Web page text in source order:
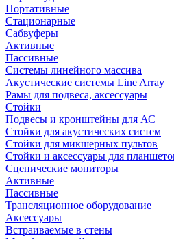
Портативные
Стационарные
Сабвуферы
Активные
Пассивные
Системы линейного массива
Акустические системы Line Array
Рамы для подвеса, аксессуары
Стойки
Подвесы и кронштейны для АС
Стойки для акустических систем
Стойки для микшерных пультов
Стойки и аксессуары для
Сценические мониторы
Активные
Пассивные
Трансляционное оборудование
Аксессуары
Встраиваемые в стены